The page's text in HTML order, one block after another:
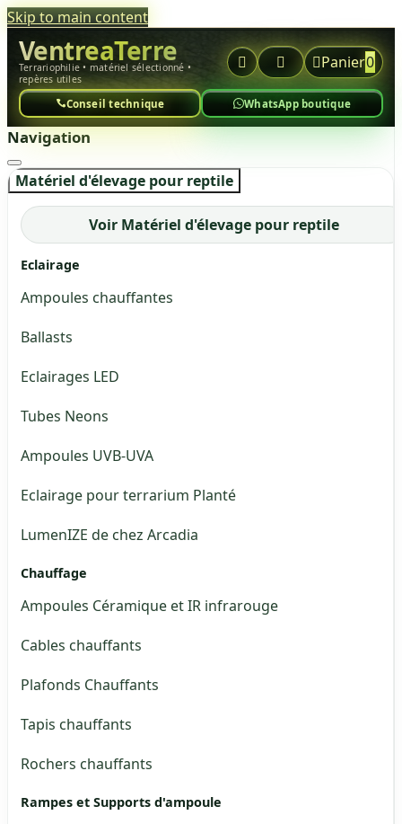
Skip to main content
VentreaTerre
Terrariophilie • matériel sélectionné •
repères utiles
  Panier0
Conseil technique WhatsApp boutique
Navigation
Matériel d'élevage pour reptile
Voir Matériel d'élevage pour reptile
Eclairage
Ampoules chauffantes
Ballasts
Eclairages LED
Tubes Neons
Ampoules UVB-UVA
Eclairage pour terrarium Planté
LumenIZE de chez Arcadia
Chauffage
Ampoules Céramique et IR infrarouge
Cables chauffants
Plafonds Chauffants
Tapis chauffants
Rochers chauffants
Rampes et Supports d'ampoule